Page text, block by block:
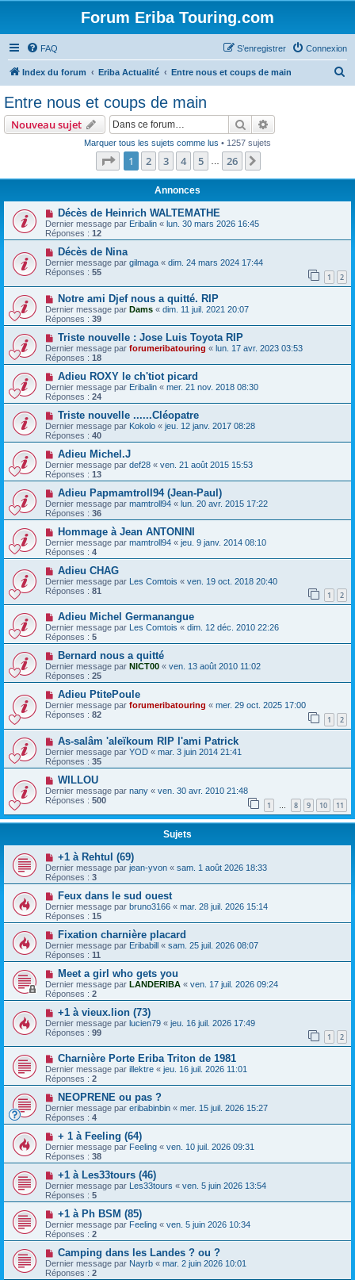
Forum Eriba Touring.com
FAQ Connexion
S’enregistrer
Index du forum Eriba Actualité Entre nous et coups de main
h
r
Entre nous et coups de main
Nouveau sujet Rechercher
Marquer tous les sujets comme lus • 1257 sujets
Page 1sur26
1 2 3 4 5 26
Annonces
Décès de Heinrich WALTEMATHE
Dernier message par Eribalin « lun. 30 mars 2026 16:45
Réponses : 12
Décès de Nina
Dernier message par gilmaga « dim. 24 mars 2024 17:44
Réponses : 55 1 2
Notre ami Djef nous a quitté. RIP
Dernier message par Dams « dim. 11 juil. 2021 20:07
Réponses : 39
Triste nouvelle : Jose Luis Toyota RIP
Dernier message par forumeribatouring « lun. 17 avr. 2023 03:53
Réponses : 18
Adieu ROXY le ch'tiot picard
Dernier message par Eribalin « mer. 21 nov. 2018 08:30
Réponses : 24
Triste nouvelle ......Cléopatre
Dernier message par Kokolo « jeu. 12 janv. 2017 08:28
Réponses : 40
Adieu Michel.J
Dernier message par def28 « ven. 21 août 2015 15:53
Réponses : 13
Adieu Papmamtroll94 (Jean-Paul)
Dernier message par mamtroll94 « lun. 20 avr. 2015 17:22
Réponses : 36
Hommage à Jean ANTONINI
Dernier message par mamtroll94 « jeu. 9 janv. 2014 08:10
Réponses : 4
Adieu CHAG
Dernier message par Les Comtois « ven. 19 oct. 2018 20:40
Réponses : 81 1 2
Adieu Michel Germanangue
Dernier message par Les Comtois « dim. 12 déc. 2010 22:26
Réponses : 5
Bernard nous a quitté
Dernier message par NICT00 « ven. 13 août 2010 11:02
Réponses : 25
Adieu PtitePoule
Dernier message par forumeribatouring « mer. 29 oct. 2025 17:00
Réponses : 82 1 2
As-salâm 'aleïkoum RIP l'ami Patrick
Dernier message par YOD « mar. 3 juin 2014 21:41
Réponses : 35
WILLOU
Dernier message par nany « ven. 30 avr. 2010 21:48
Réponses : 500 1 … 8 9 10 11
Sujets
+1 à Rehtul (69)
Dernier message par jean-yvon « sam. 1 août 2026 18:33
Réponses : 3
Feux dans le sud ouest
Dernier message par bruno3166 « mar. 28 juil. 2026 15:14
Réponses : 15
Fixation charnière placard
Dernier message par Eribabill « sam. 25 juil. 2026 08:07
Réponses : 11
Meet a girl who gets you
Dernier message par LANDERIBA « ven. 17 juil. 2026 09:24
Réponses : 2
+1 à vieux.lion (73)
Dernier message par lucien79 « jeu. 16 juil. 2026 17:49
Réponses : 99 1 2
Charnière Porte Eriba Triton de 1981
Dernier message par illektre « jeu. 16 juil. 2026 11:01
Réponses : 2
NEOPRENE ou pas ?
Dernier message par eribabinbin « mer. 15 juil. 2026 15:27
Réponses : 4
+ 1 à Feeling (64)
Dernier message par Feeling « ven. 10 juil. 2026 09:31
Réponses : 38
+1 à Les33tours (46)
Dernier message par Les33tours « ven. 5 juin 2026 13:54
Réponses : 5
+1 à Ph BSM (85)
Dernier message par Feeling « ven. 5 juin 2026 10:34
Réponses : 2
Camping dans les Landes ? ou ?
Dernier message par Nayrb « mar. 2 juin 2026 10:01
Réponses : 2